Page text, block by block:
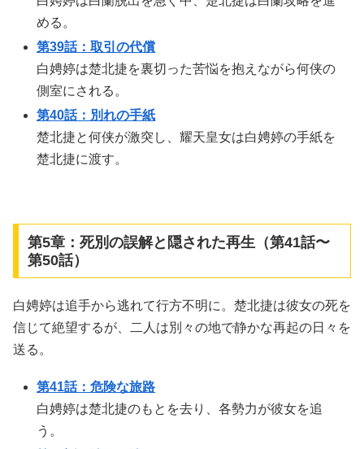
める。
第39話：取引の代償
白娉婷は楚北捷を裏切った苦悩を抱えながら何侠の
側室にされる。
第40話：別れの手紙
楚北捷と何侠が激突し、耀天皇女は白娉婷の手紙を
楚北捷に渡す。
第5章：死別の誤解と隠された再生（第41話〜
第50話）
白娉婷は追手から逃れて行方不明に。楚北捷は彼女の死を
信じて絶望するが、二人は別々の地で静かな再起の日々を
送る。
第41話：危険な旅路
白娉婷は楚北捷のもとを去り、各勢力が彼女を追
う。